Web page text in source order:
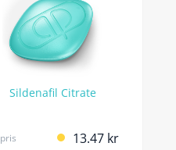
Sildenafil Citrate
13.47 kr